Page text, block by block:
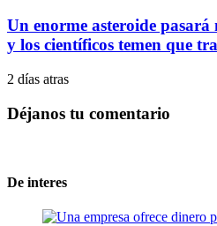
Un enorme asteroide
y los científicos temen que
2 días atras
Déjanos tu comentario
De interes